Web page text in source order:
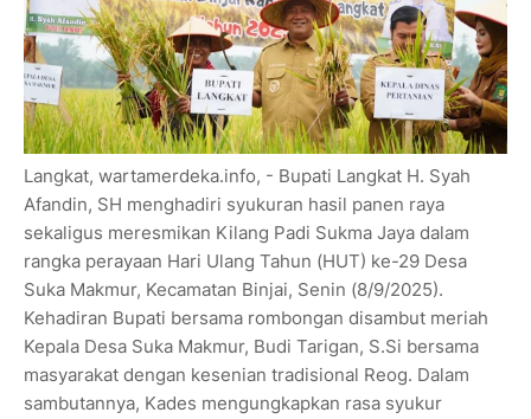
Langkat, wartamerdeka.info, - Bupati Langkat H. Syah
Afandin, SH menghadiri syukuran hasil panen raya
sekaligus meresmikan Kilang Padi Sukma Jaya dalam
rangka perayaan Hari Ulang Tahun (HUT) ke-29 Desa
Suka Makmur, Kecamatan Binjai, Senin (8/9/2025).
Kehadiran Bupati bersama rombongan disambut meriah
Kepala Desa Suka Makmur, Budi Tarigan, S.Si bersama
masyarakat dengan kesenian tradisional Reog. Dalam
sambutannya, Kades mengungkapkan rasa syukur